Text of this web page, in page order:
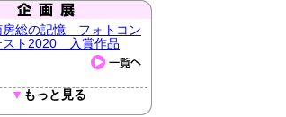
房総の記憶 フォトコン
スト2020 入賞作品
▼ もっと見る